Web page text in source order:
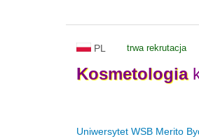
PL trwa rekrutacja
Kosmetologia
Uniwersytet WSB Merito